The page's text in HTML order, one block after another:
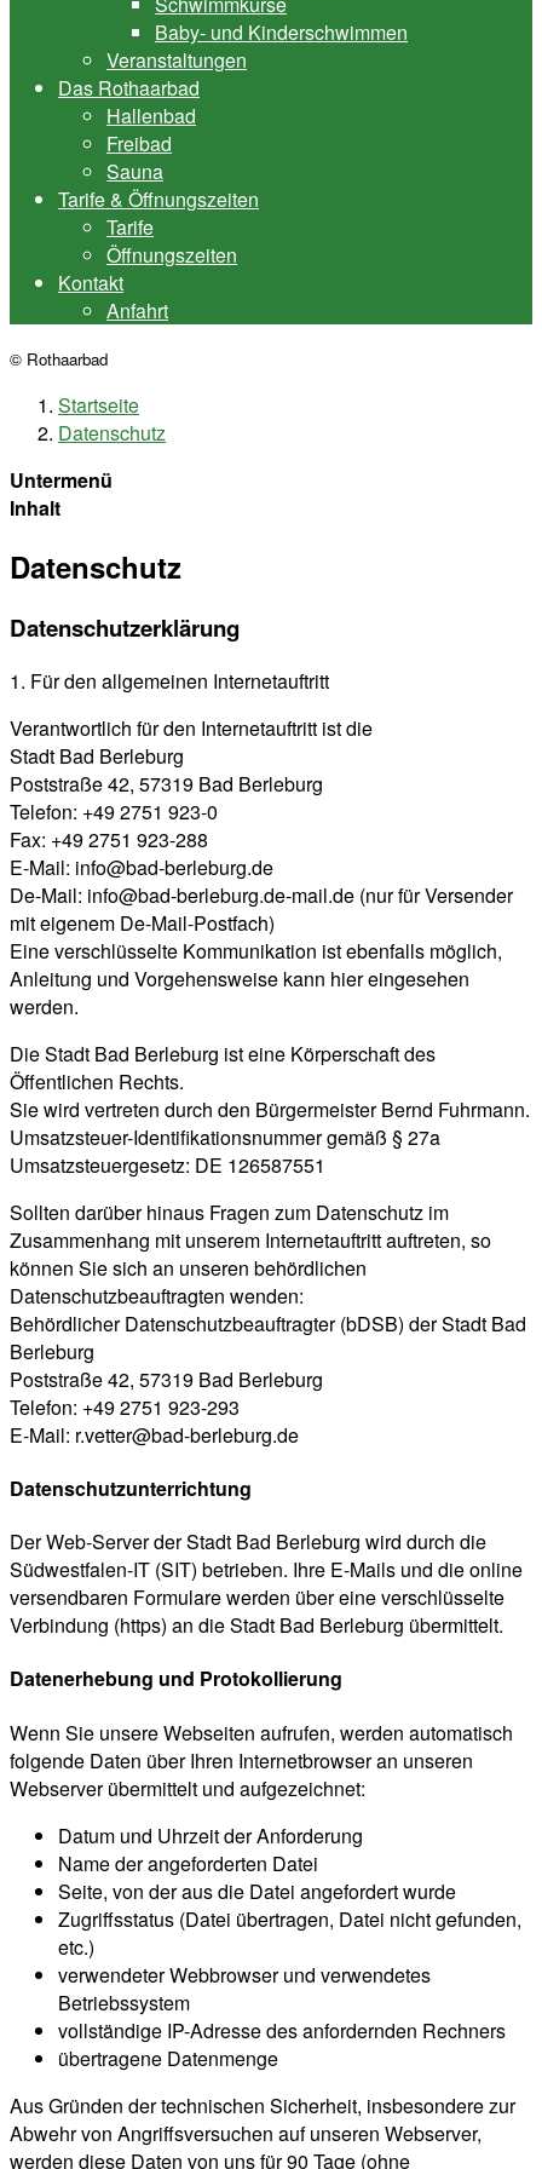
Baby- und Kinderschwimmen
Veranstaltungen
Das Rothaarbad
Hallenbad
Freibad
Sauna
Tarife & Öffnungszeiten
Tarife
Öffnungszeiten
Kontakt
Anfahrt
© Rothaarbad
Startseite
Datenschutz
Untermenü
Inhalt
Datenschutz
Datenschutzerklärung
1. Für den allgemeinen Internetauftritt
Verantwortlich für den Internetauftritt ist die
Stadt Bad Berleburg
Poststraße 42, 57319 Bad Berleburg
Telefon: +49 2751 923-0
Fax: +49 2751 923-288
E-Mail: info@bad-berleburg.de
De-Mail: info@bad-berleburg.de-mail.de (nur für Versender
mit eigenem De-Mail-Postfach)
Eine verschlüsselte Kommunikation ist ebenfalls möglich,
Anleitung und Vorgehensweise kann hier eingesehen
werden.
Die Stadt Bad Berleburg ist eine Körperschaft des
Öffentlichen Rechts.
Sie wird vertreten durch den Bürgermeister Bernd Fuhrmann.
Umsatzsteuer-Identifikationsnummer gemäß § 27a
Umsatzsteuergesetz: DE 126587551
Sollten darüber hinaus Fragen zum Datenschutz im
Zusammenhang mit unserem Internetauftritt auftreten, so
können Sie sich an unseren behördlichen
Datenschutzbeauftragten wenden:
Behördlicher Datenschutzbeauftragter (bDSB) der Stadt Bad
Berleburg
Poststraße 42, 57319 Bad Berleburg
Telefon: +49 2751 923-293
E-Mail: r.vetter@bad-berleburg.de
Datenschutzunterrichtung
Der Web-Server der Stadt Bad Berleburg wird durch die
Südwestfalen-IT (SIT) betrieben. Ihre E-Mails und die online
versendbaren Formulare werden über eine verschlüsselte
Verbindung (https) an die Stadt Bad Berleburg übermittelt.
Datenerhebung und Protokollierung
Wenn Sie unsere Webseiten aufrufen, werden automatisch
folgende Daten über Ihren Internetbrowser an unseren
Webserver übermittelt und aufgezeichnet:
Datum und Uhrzeit der Anforderung
Name der angeforderten Datei
Seite, von der aus die Datei angefordert wurde
Zugriffsstatus (Datei übertragen, Datei nicht gefunden,
etc.)
verwendeter Webbrowser und verwendetes
Betriebssystem
vollständige IP-Adresse des anfordernden Rechners
übertragene Datenmenge
Aus Gründen der technischen Sicherheit, insbesondere zur
Abwehr von Angriffsversuchen auf unseren Webserver,
werden diese Daten von uns für 90 Tage (ohne